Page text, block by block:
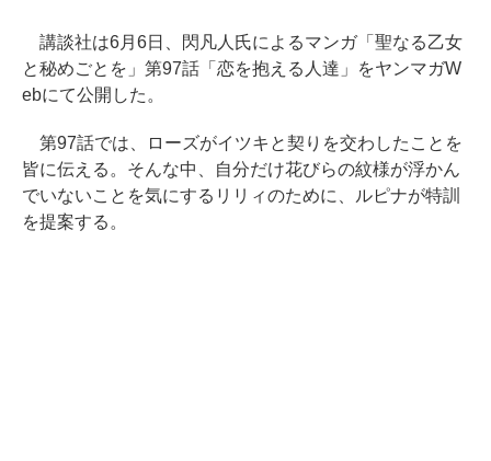
講談社は6月6日、閃凡人氏によるマンガ「聖なる乙女
と秘めごとを」第97話「恋を抱える人達」をヤンマガW
ebにて公開した。
第97話では、ローズがイツキと契りを交わしたことを
皆に伝える。そんな中、自分だけ花びらの紋様が浮かん
でいないことを気にするリリィのために、ルピナが特訓
を提案する。